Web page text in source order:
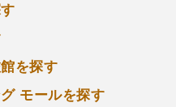
を探す
モールを探す